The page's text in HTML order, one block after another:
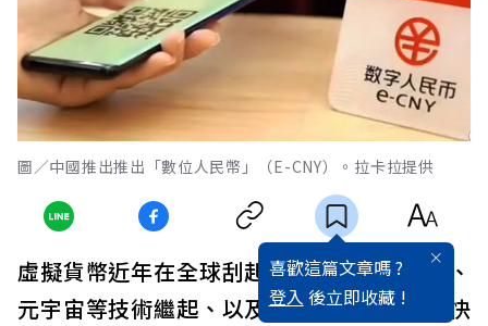
圖／中國推出推出「數位人民幣」（E-CNY）。拉卡拉提供
喜歡這篇文章嗎 ?
登入 後立即收藏 !
虛擬貨幣近年在全球刮起旋風，加上區塊鏈、
元宇宙等技術繼起、以及疫情等因素，更加快